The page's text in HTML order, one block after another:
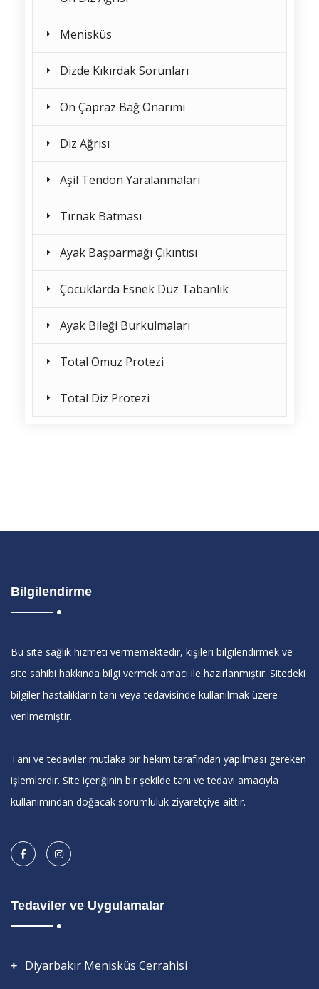
Menisküs
Dizde Kıkırdak Sorunları
Ön Çapraz Bağ Onarımı
Diz Ağrısı
Aşil Tendon Yaralanmaları
Tırnak Batması
Ayak Başparmağı Çıkıntısı
Çocuklarda Esnek Düz Tabanlık
Ayak Bileği Burkulmaları
Total Omuz Protezi
Total Diz Protezi
Bilgilendirme
Bu site sağlık hizmeti vermemektedir, kişileri bilgilendirmek ve
site sahibi hakkında bilgi vermek amacı ile hazırlanmıştır. Sitedeki
bilgiler hastalıkların tanı veya tedavisinde kullanılmak üzere
verilmemiştir.
Tanı ve tedaviler mutlaka bir hekim tarafından yapılması gereken
işlemlerdir. Site içeriğinin bir şekilde tanı ve tedavi amacıyla
kullanımından doğacak sorumluluk ziyaretçiye aittir.
Tedaviler ve Uygulamalar
Diyarbakır Menisküs Cerrahisi